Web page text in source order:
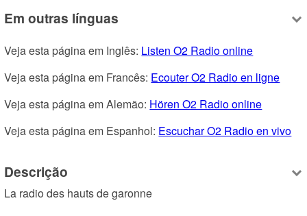
Em outras línguas
Veja esta página em Inglês: Listen O2 Radio online
Veja esta página em Francês: Ecouter O2 Radio en ligne
Veja esta página em Alemão: Hören O2 Radio online
Veja esta página em Espanhol: Escuchar O2 Radio en vivo
Descrição
La radio des hauts de garonne